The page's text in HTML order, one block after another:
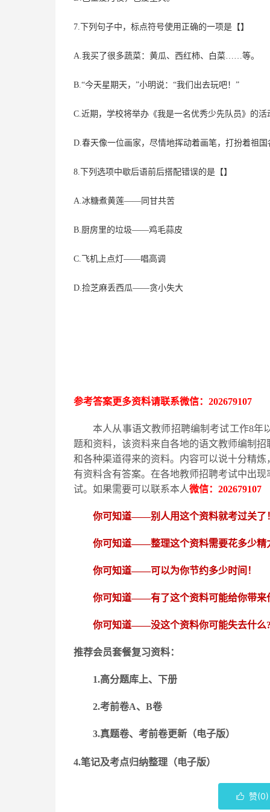
7.下列句子中，标点符号使用正确的一项是【】
A.我买了很多蔬菜：黄瓜、西红柿、白菜……等。
B.“今天星期天，”小明说：“我们出去玩吧！”
C.近期，学校将举办《我是一名优秀少先队员》的活
D.春天像一位画家，尽情地挥动着画笔，打扮着祖国
8.下列选项中歇后语前后搭配错误的是【】
A.冰糖煮黄莲——同甘共苦
B.厨房里的垃圾——鸡毛蒜皮
C.飞机上点灯——唱高调
D.捡芝麻丢西瓜——贪小失大
参考答案更多资料请联系微信： 202679107
本人从事语文教师招聘编制考试工作8年
题和资料，该资料来自各地的语文教师编制
和各种渠道得来的资料。内容可以说十分精
有资料含有答案。在各地教师招聘考试中出
试。如果需要可以联系本人微信： 202679107
你可知道——别人用这个资料就考过关了
你可知道——整理这个资料需要花多少精
你可知道——可以为你节约多少时间！
你可知道——有了这个资料可能给你带来
你可知道——没这个资料你可能失去什么?
推荐会员套餐复习资料：
1.高分题库上、下册
2.考前卷A、B卷
3.真题卷、考前卷更新（电子版）
4.笔记及考点归纳整理（电子版）
 赞(0)